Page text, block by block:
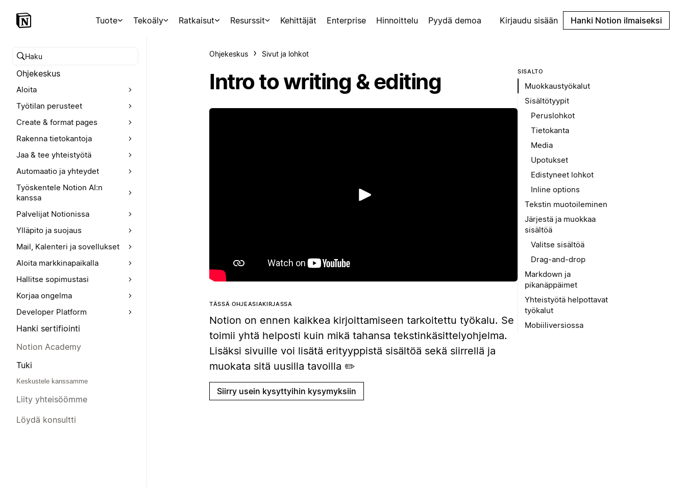
Tuote Tekoäly Ratkaisut Resurssit Kehittäjät Enterprise Hinnoittelu Pyydä demoa Kirjaudu sisään Hanki Notion ilmaiseksi
Hae ohjekeskuksesta
Ohjekeskus
Aloita
Työtilan perusteet
Create & format pages
Rakenna tietokantoja
Jaa & tee yhteistyötä
Automaatio ja yhteydet
Työskentele Notion AI:n
kanssa
Palvelijat Notionissa
Ylläpito ja suojaus
Mail, Kalenteri ja sovellukset
Aloita markkinapaikalla
Hallitse sopimustasi
Korjaa ongelma
Developer Platform
Hanki sertifiointi
Notion Academy
Tuki
Keskustele kanssamme
Liity yhteisöömme
Löydä konsultti
Ohjekeskus Sivut ja lohkot
Intro to writing & editing
Toista
TÄSSÄ OHJEASIAKIRJASSA
Notion on ennen kaikkea kirjoittamiseen tarkoitettu työkalu. Se
toimii yhtä helposti kuin mikä tahansa tekstinkäsittelyohjelma.
Lisäksi sivuille voi lisätä erityyppistä sisältöä sekä siirrellä ja
muokata sitä uusilla tavoilla ✏️
Siirry usein kysyttyihin kysymyksiin
SISÄLTÖ
Muokkaustyökalut
Sisältötyypit
Peruslohkot
Tietokanta
Media
Upotukset
Edistyneet lohkot
Inline options
Tekstin muotoileminen
Järjestä ja muokkaa
sisältöä
Valitse sisältöä
Drag-and-drop
Markdown ja
pikanäppäimet
Yhteistyötä helpottavat
työkalut
Mobiiliversiossa